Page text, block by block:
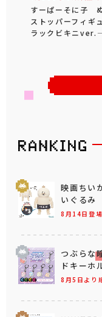
すーぱーそに子
ストッパーフィギ
ラックビキニ
8月14日登場
映画ちい
いぐるみ
8月5日より
つぶらな
ドキーホ